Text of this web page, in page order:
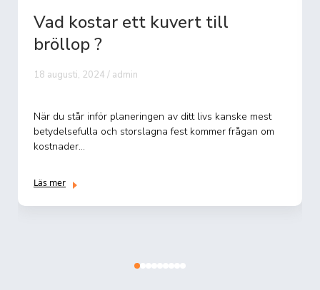
Hur mycket kostar ett bröllop
för 100 ...
27 augusti, 2024 / admin
När två personer bestämmer sig för att knyta det heliga
äktenskapsbandet och inleda ett nytt kapitel i livet är
br...
Läs mer